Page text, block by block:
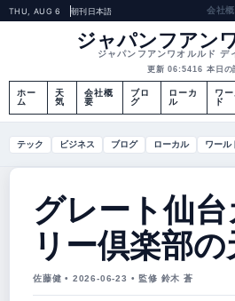
THU, AUG 6 朝刊日本語 会社
ジャパンフアン
ジャパンフアンワオルルド デ
更新 06:5416 本日の
ホー
ム
天
気
会社概
要
ブロ
グ
ローカ
ル
ワ
ド
テック ビジネス ブログ ローカル ワール
グレート仙
リー倶楽部
佐藤健 • 2026-06-23 • 監修 鈴木 蒼